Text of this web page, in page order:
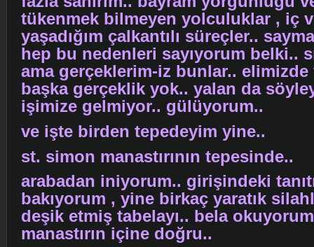
tükenmek bilmeyen yolculuklar , iç
yaşadığım çalkantılı süreçler..
hep bu nedenleri sayıyorum belki..
ama gerçeklerim-iz bunlar.. elimizde
başka gerçeklik yok.. yalan da
işimize gelmiyor.. gülüyorum..
ve işte birden tepedeyim yine..
st. simon manastırının tepesinde..
arabadan iniyorum.. girişindeki
bakıyorum , yine birkaç yaratık
deşik etmiş tabelayı.. bela
manastırın içine doğru..